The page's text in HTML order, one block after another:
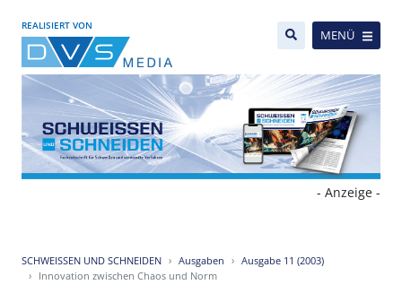
REALISIERT VON
MENÜ
- Anzeige -
SCHWEISSEN UND SCHNEIDEN Ausgaben
Ausgabe 11 (2003)
Innovation zwischen Chaos und Norm